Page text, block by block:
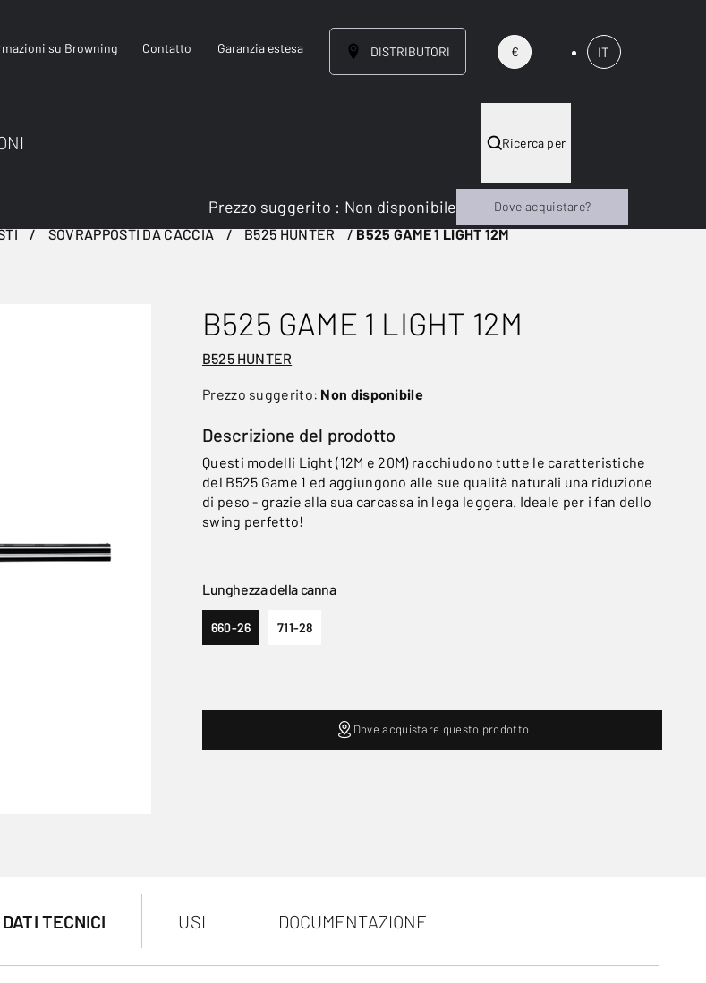
su Browning Contatto Garanzia estesa DISTRIBUTORI € IT
Ricerca per
SOVRAPPOSTI DA CACCIA B525 HUNTER B525 GAME 1 LIGHT 12M
B525 GAME 1 LIGHT 12M
B525 HUNTER
Prezzo suggerito: Non disponibile
Descrizione del prodotto
Questi modelli Light (12M e 20M) racchiudono tutte le caratteristiche
del B525 Game 1 ed aggiungono alle sue qualità naturali una riduzione
di peso - grazie alla sua carcassa in lega leggera. Ideale per i fan dello
swing perfetto!
Lunghezza della canna
660-26 711-28
Prezzo suggerito : Non disponibile Dove acquistare?
Dove acquistare questo prodotto
DATI TECNICI USI DOCUMENTAZIONE